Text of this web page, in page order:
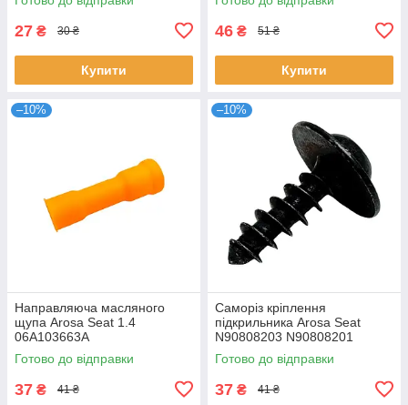
27 ₴ 30 ₴
Купити
46 ₴ 51 ₴
Купити
–10%
Направляюча масляного
щупа Arosa Seat 1.4
06A103663A
Готово до відправки
37 ₴ 41 ₴
–10%
Саморіз кріплення
підкрильника Arosa Seat
N90808203 N90808201
Готово до відправки
37 ₴ 41 ₴